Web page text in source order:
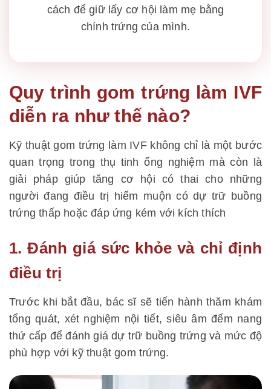
cách để giữ lấy cơ hội làm mẹ bằng
chính trứng của mình.
Quy trình gom trứng làm IVF
diễn ra như thế nào?
Kỹ thuật gom trứng làm IVF không chỉ là một bước
quan trọng trong thụ tinh ống nghiệm mà còn là
giải pháp giúp tăng cơ hội có thai cho những
người đang điều trị hiếm muộn có dự trữ buồng
trứng thấp hoặc đáp ứng kém với kích thích
1. Đánh giá sức khỏe và chỉ định
điều trị
Trước khi bắt đầu, bác sĩ sẽ tiến hành thăm khám
tổng quát, xét nghiệm nội tiết, siêu âm đếm nang
thứ cấp để đánh giá dự trữ buồng trứng và mức độ
phù hợp với kỹ thuật gom trứng.